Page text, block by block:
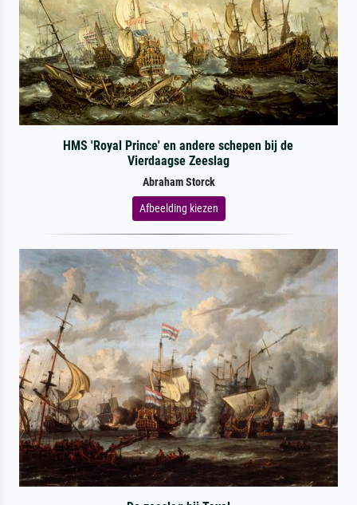
HMS 'Royal Prince' en andere schepen bij de
Vierdaagse Zeeslag
Abraham Storck
Afbeelding kiezen